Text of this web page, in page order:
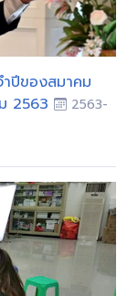
ปีของสมาคม
2563
2563-